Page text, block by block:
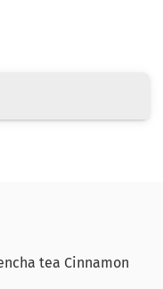
tea Cinnamon